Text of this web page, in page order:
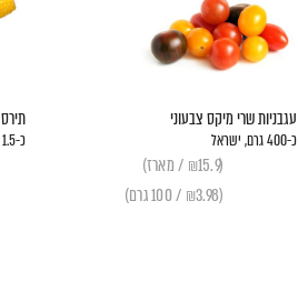
עגבניות שרי מיקס צבעוני
כ-400 גרם, ישראל
(₪15.9 / מארז)
(₪3.98 / 100 גרם)
תירס
כ-1.5 ק״ג, ישראל